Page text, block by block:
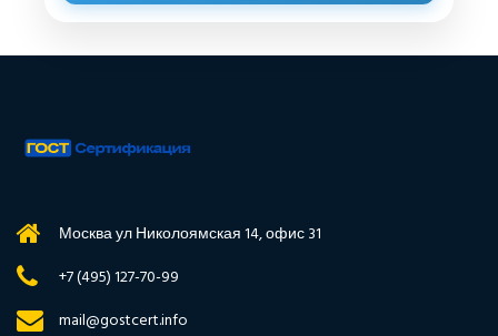
Москва ул Николоямская 14, офис 31
+7 (495) 127-70-99
mail@gostcert.info